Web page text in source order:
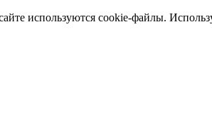
используются cookie-файлы.